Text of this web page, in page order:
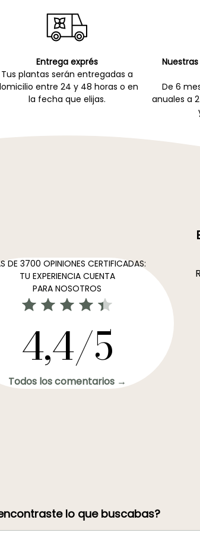
Entrega exprés
Tus plantas serán entregadas a
entre 24 y 48 horas o en
la fecha que elijas.
De 6
anuales a
DE 3700 OPINIONES CERTIFICADAS:
TU EXPERIENCIA CUENTA
PARA NOSOTROS
4,4/5
Todos los comentarios →
lo que buscabas?